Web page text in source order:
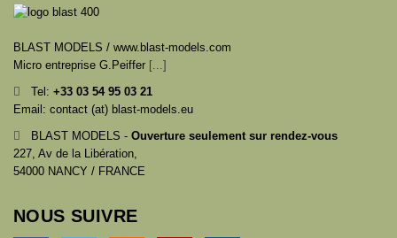
BLAST MODELS / www.blast-models.com
Micro entreprise G.Peiffer [...]
Tel: +33 03 54 95 03 21
Email: contact (at) blast-models.eu
BLAST MODELS - Ouverture seulement sur rendez-vous
227, Av de la Libération,
54000 NANCY / FRANCE
NOUS SUIVRE